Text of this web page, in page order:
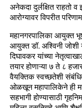
अनेकदा दुर्लक्षित राहतो
आरोग्यावर विपरीत
महानगरपालिका आयुक्त
आयुक्त डॉ. अश्विनी जोशी
दिघावकर यांच्या
तयार होणाऱ्या ७ ते ८
वैयक्तिक स्वच्छतेशी
ओळखून महापालिकेने ही
सहभागी होण्यासाठी